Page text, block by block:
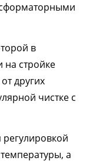
в
на стройке
других
чистке с
а